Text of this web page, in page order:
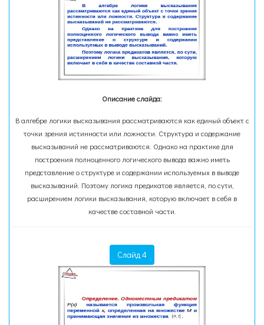
Описание слайда:
В алгебре логики высказывания рассматриваются как единый объект с
точки зрения истинности или ложности. Структура и содержание
высказываний не рассматриваются. Однако на практике для
построения полноценного логического вывода важно иметь
представление о структуре и содержании используемых в выводе
высказываний. Поэтому логика предикатов является, по сути,
расширением логики высказывания, которую включает в себя в
качестве составной части.
Слайд 4